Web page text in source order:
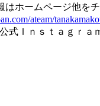
はホームページ他を
ateam/
式Ｉｎｓｔａｇｒａ